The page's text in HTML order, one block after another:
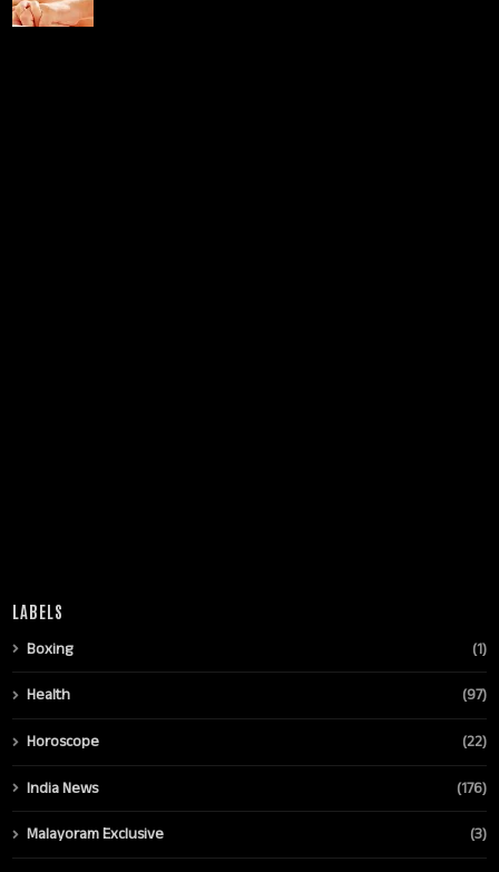
LABELS
Boxing (1)
Health (97)
Horoscope (22)
India News (176)
Malayoram Exclusive (3)